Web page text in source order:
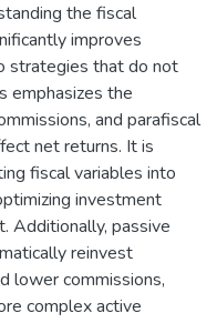
the fiscal
improves
strategies that do not
emphasizes the
and parafiscal
net returns. It is
fiscal variables into
investment
Additionally, passive
reinvest
lower commissions,
complex active